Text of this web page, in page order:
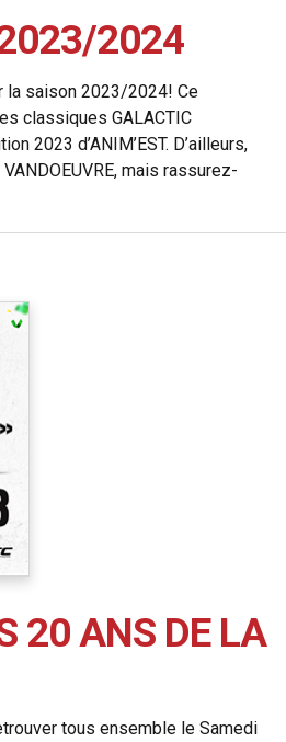
2024
la saison 2023/2024! Ce
classiques GALACTIC
2023 d’ANIM’EST. D’ailleurs,
mais rassurez-
20 ANS DE LA
tous ensemble le Samedi